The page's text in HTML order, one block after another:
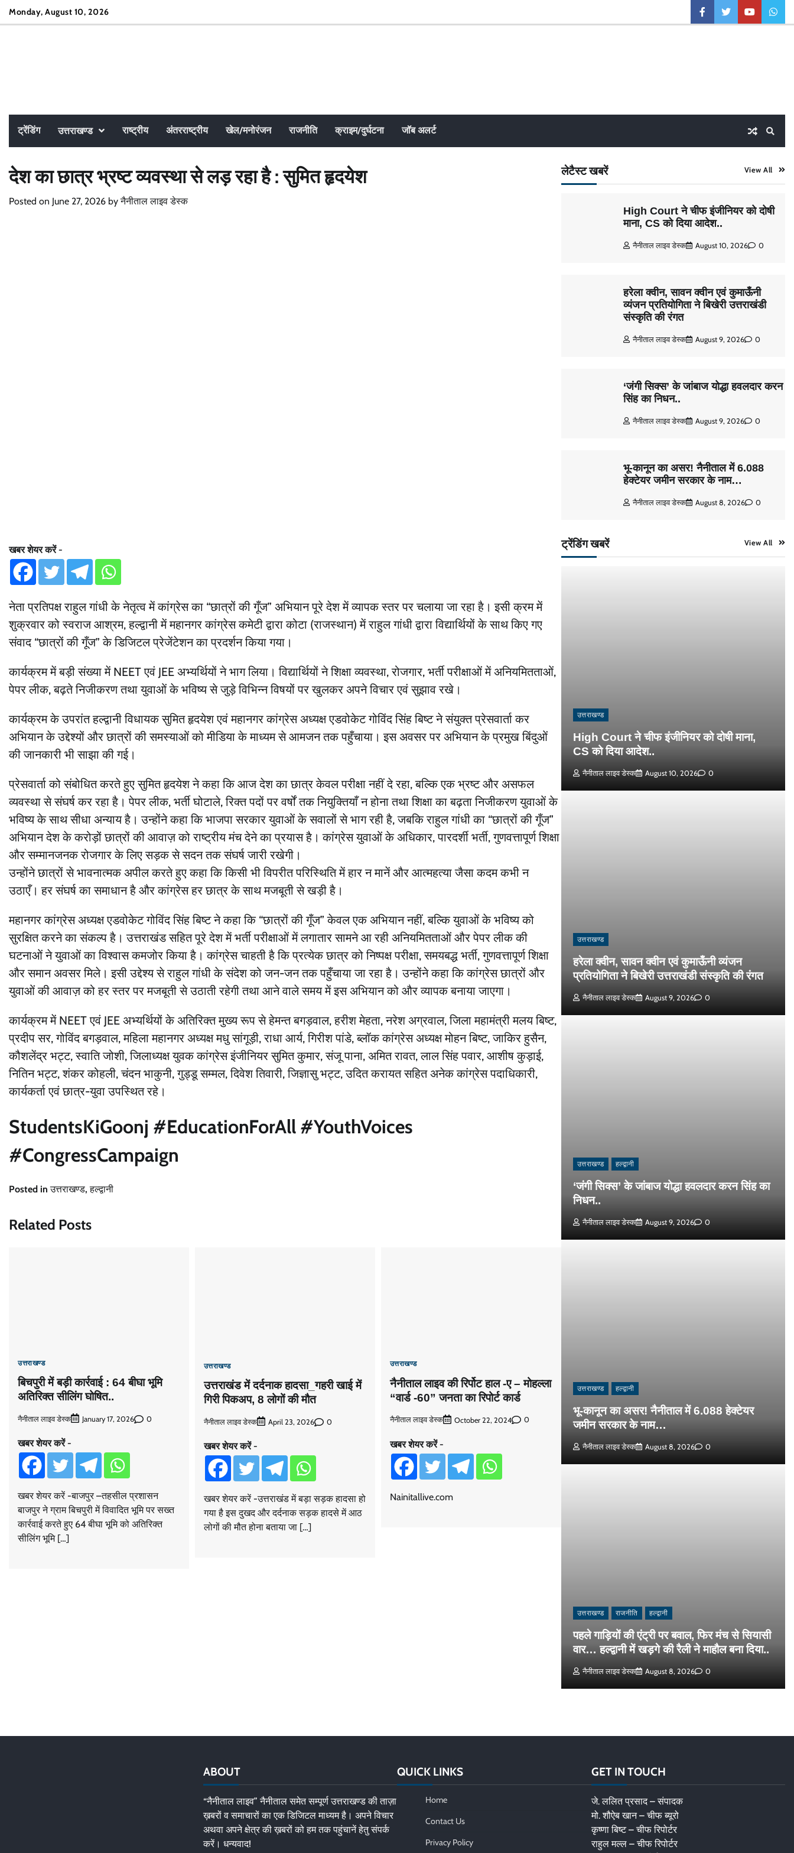
SkipMonday, August 10, 2026
facebooktwitteryoutube
ट्रेंडिंग उत्तराखण्ड राष्ट्रीय अंतरराष्ट्रीय खेल/मनोरंजन राजनीति क्राइम/दुर्घटना जॉब अलर्ट
देश का छात्र भ्रष्ट व्यवस्था से लड़ रहा है : सुमित हृदयेश
Posted on June 27, 2026 byनैनीताल लाइव डेस्क
खबर शेयर करें -
नेता प्रतिपक्ष राहुल गांधी के नेतृत्व में कांग्रेस का “छात्रों की गूँज” अभियान पूरे देश में व्यापक स्तर पर चलाया जा रहा है। इसी क्रम में
शुक्रवार को स्वराज आश्रम, हल्द्वानी में महानगर कांग्रेस कमेटी द्वारा कोटा (राजस्थान) में राहुल गांधी द्वारा विद्यार्थियों के साथ किए गए
संवाद “छात्रों की गूँज” के डिजिटल प्रेजेंटेशन का प्रदर्शन किया गया।
कार्यक्रम में बड़ी संख्या में NEET एवं JEE अभ्यर्थियों ने भाग लिया। विद्यार्थियों ने शिक्षा व्यवस्था, रोजगार, भर्ती परीक्षाओं में अनियमितताओं,
पेपर लीक, बढ़ते निजीकरण तथा युवाओं के भविष्य से जुड़े विभिन्न विषयों पर खुलकर अपने विचार एवं सुझाव रखे।
कार्यक्रम के उपरांत हल्द्वानी विधायक सुमित हृदयेश एवं महानगर कांग्रेस अध्यक्ष एडवोकेट गोविंद सिंह बिष्ट ने संयुक्त प्रेसवार्ता कर
अभियान के उद्देश्यों और छात्रों की समस्याओं को मीडिया के माध्यम से आमजन तक पहुँचाया। इस अवसर पर अभियान के प्रमुख बिंदुओं
की जानकारी भी साझा की गई।
प्रेसवार्ता को संबोधित करते हुए सुमित हृदयेश ने कहा कि आज देश का छात्र केवल परीक्षा नहीं दे रहा, बल्कि एक भ्रष्ट और असफल
व्यवस्था से संघर्ष कर रहा है। पेपर लीक, भर्ती घोटाले, रिक्त पदों पर वर्षों तक नियुक्तियाँ न होना तथा शिक्षा का बढ़ता निजीकरण युवाओं के
भविष्य के साथ सीधा अन्याय है। उन्होंने कहा कि भाजपा सरकार युवाओं के सवालों से भाग रही है, जबकि राहुल गांधी का “छात्रों की गूँज”
अभियान देश के करोड़ों छात्रों की आवाज़ को राष्ट्रीय मंच देने का प्रयास है। कांग्रेस युवाओं के अधिकार, पारदर्शी भर्ती, गुणवत्तापूर्ण शिक्षा
और सम्मानजनक रोजगार के लिए सड़क से सदन तक संघर्ष जारी रखेगी।
उन्होंने छात्रों से भावनात्मक अपील करते हुए कहा कि किसी भी विपरीत परिस्थिति में हार न मानें और आत्महत्या जैसा कदम कभी न
उठाएँ। हर संघर्ष का समाधान है और कांग्रेस हर छात्र के साथ मजबूती से खड़ी है।
महानगर कांग्रेस अध्यक्ष एडवोकेट गोविंद सिंह बिष्ट ने कहा कि “छात्रों की गूँज” केवल एक अभियान नहीं, बल्कि युवाओं के भविष्य को
सुरक्षित करने का संकल्प है। उत्तराखंड सहित पूरे देश में भर्ती परीक्षाओं में लगातार सामने आ रही अनियमितताओं और पेपर लीक की
घटनाओं ने युवाओं का विश्वास कमजोर किया है। कांग्रेस चाहती है कि प्रत्येक छात्र को निष्पक्ष परीक्षा, समयबद्ध भर्ती, गुणवत्तापूर्ण शिक्षा
और समान अवसर मिले। इसी उद्देश्य से राहुल गांधी के संदेश को जन-जन तक पहुँचाया जा रहा है। उन्होंने कहा कि कांग्रेस छात्रों और
युवाओं की आवाज़ को हर स्तर पर मजबूती से उठाती रहेगी तथा आने वाले समय में इस अभियान को और व्यापक बनाया जाएगा।
कार्यक्रम में NEET एवं JEE अभ्यर्थियों के अतिरिक्त मुख्य रूप से हेमन्त बगड़वाल, हरीश मेहता, नरेश अग्रवाल, जिला महामंत्री मलय बिष्ट,
प्रदीप सर, गोविंद बगड़वाल, महिला महानगर अध्यक्ष मधु सांगूड़ी, राधा आर्य, गिरीश पांडे, ब्लॉक कांग्रेस अध्यक्ष मोहन बिष्ट, जाकिर हुसैन,
कौशलेंद्र भट्ट, स्वाति जोशी, जिलाध्यक्ष युवक कांग्रेस इंजीनियर सुमित कुमार, संजू पाना, अमित रावत, लाल सिंह पवार, आशीष कुड़ाई,
नितिन भट्ट, शंकर कोहली, चंदन भाकुनी, गुड्डू सम्मल, दिवेश तिवारी, जिज्ञासु भट्ट, उदित करायत सहित अनेक कांग्रेस पदाधिकारी,
कार्यकर्ता एवं छात्र-युवा उपस्थित रहे।
StudentsKiGoonj #EducationForAll #YouthVoices
#CongressCampaign
Posted inउत्तराखण्ड,हल्द्वानी
Related Posts
उत्तराखण्ड
बिचपुरी में बड़ी कार्रवाई : 64 बीघा भूमि
अतिरिक्त सीलिंग घोषित..
नैनीताल लाइव डेस्क January 17, 2026 0
खबर शेयर करें -
खबर शेयर करें -बाजपुर –तहसील प्रशासन
बाजपुर ने ग्राम बिचपुरी में विवादित भूमि पर सख्त
कार्रवाई करते हुए 64 बीघा भूमि को अतिरिक्त
सीलिंग भूमि […]
उत्तराखण्ड
उत्तराखंड में दर्दनाक हादसा_गहरी खाई में
गिरी पिकअप, 8 लोगों की मौत
नैनीताल लाइव डेस्क April 23, 2026 0
खबर शेयर करें -
खबर शेयर करें -उत्तराखंड में बड़ा सड़क हादसा हो
गया है इस दुखद और दर्दनाक सड़क हादसे में आठ
लोगों की मौत होना बताया जा […]
उत्तराखण्ड
नैनीताल लाइव की रिर्पोट हाल -ए – मोहल्ला
“वार्ड -60” जनता का रिपोर्ट कार्ड
नैनीताल लाइव डेस्क October 22, 2024 0
खबर शेयर करें -
Nainitallive.com
लेटैस्ट खबरें View All
High Court ने चीफ इंजीनियर को दोषी
माना, CS को दिया आदेश..
नैनीताल लाइव डेस्क August 10, 2026 0
हरेला क्वीन, सावन क्वीन एवं कुमाऊँनी
व्यंजन प्रतियोगिता ने बिखेरी उत्तराखंडी
संस्कृति की रंगत
नैनीताल लाइव डेस्क August 9, 2026 0
‘जंगी सिक्स’ के जांबाज योद्धा हवलदार करन
सिंह का निधन..
नैनीताल लाइव डेस्क August 9, 2026 0
भू-कानून का असर! नैनीताल में 6.088
हेक्टेयर जमीन सरकार के नाम…
नैनीताल लाइव डेस्क August 8, 2026 0
ट्रेंडिंग खबरें View All
उत्तराखण्ड
High Court ने चीफ इंजीनियर को दोषी माना,
CS को दिया आदेश..
नैनीताल लाइव डेस्क August 10, 2026 0
उत्तराखण्ड
हरेला क्वीन, सावन क्वीन एवं कुमाऊँनी व्यंजन
प्रतियोगिता ने बिखेरी उत्तराखंडी संस्कृति की रंगत
नैनीताल लाइव डेस्क August 9, 2026 0
उत्तराखण्ड हल्द्वानी
‘जंगी सिक्स’ के जांबाज योद्धा हवलदार करन सिंह का
निधन..
नैनीताल लाइव डेस्क August 9, 2026 0
उत्तराखण्ड हल्द्वानी
भू-कानून का असर! नैनीताल में 6.088 हेक्टेयर
जमीन सरकार के नाम…
नैनीताल लाइव डेस्क August 8, 2026 0
उत्तराखण्ड राजनीति हल्द्वानी
पहले गाड़ियों की एंट्री पर बवाल, फिर मंच से सियासी
वार… हल्द्वानी में खड़गे की रैली ने माहौल बना दिया..
नैनीताल लाइव डेस्क August 8, 2026 0
ABOUT
“नैनीताल लाइव” नैनीताल समेत सम्पूर्ण उत्तराखण्ड की ताज़ा
ख़बरों व समाचारों का एक डिजिटल माध्यम है। अपने विचार
अथवा अपने क्षेत्र की ख़बरों को हम तक पहुंचानें हेतु संपर्क
करें। धन्यवाद!
QUICK LINKS
Home
Contact Us
Privacy Policy
GET IN TOUCH
जे. ललित प्रसाद – संपादक
मो. शौऐब खान – चीफ ब्यूरो
कृष्णा बिष्ट – चीफ रिपोर्टर
राहुल मल्ल – चीफ रिपोर्टर